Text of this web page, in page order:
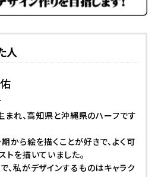
人
れ、高知県と沖縄県のハーフです
から絵を描くことが好きで、よく可
トを描いていました。
、私がデザインするものはキャラク